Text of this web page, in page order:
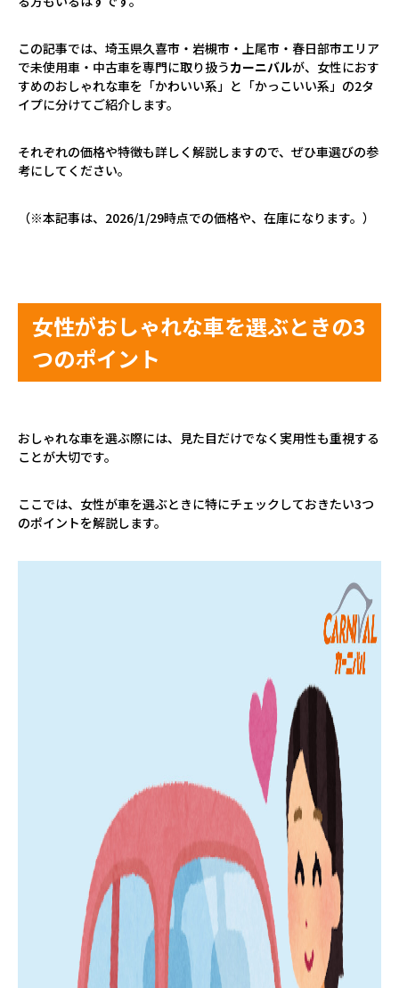
採用情報
この記事では、埼玉県久喜市・岩槻市・上尾市・春日部市エリア
で未使用車・中古車を専門に取り扱うカーニバルが、女性におす
すめのおしゃれな車を「かわいい系」と「かっこいい系」の2タ
イプに分けてご紹介します。
それぞれの価格や特徴も詳しく解説しますので、ぜひ車選びの参
考にしてください。
（※本記事は、 2026/1/29時点での価格や、在庫になります。）
女性がおしゃれな車を選ぶときの3
つのポイント
おしゃれな車を選ぶ際には、見た目だけでなく実用性も重視する
ことが大切です。
ここでは、女性が車を選ぶときに特にチェックしておきたい3つ
のポイントを解説します。